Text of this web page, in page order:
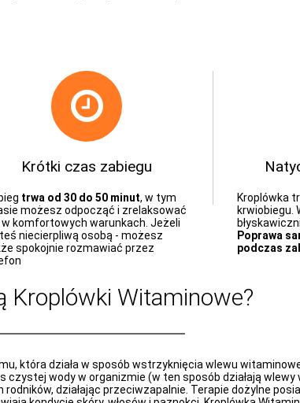
Krótki czas zabiegu
trwa od 30 do 50 minut, w tym
możesz odpocząć i zrelaksować
komfortowych warunkach. Jeżeli
niecierpliwą osobą - możesz
spokojnie rozmawiać przez
Kroplówka
krwiobiegu.
Poprawa
podczas
Kroplówki Witaminowe?
która działa w sposób wstrzyknięcia wlewu
czystej wody w organizmie (w ten sposób działają
działając przeciwzapalnie. Terapie dożylne